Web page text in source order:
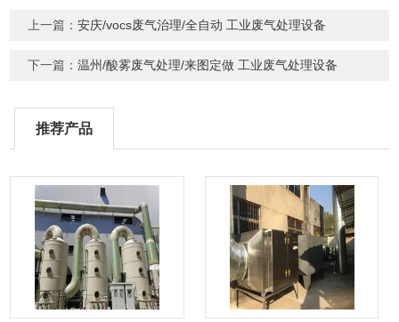
上一篇：安庆/vocs废气治理/全自动 工业废气处理设备
下一篇：温州/酸雾废气处理/来图定做 工业废气处理设备
推荐产品